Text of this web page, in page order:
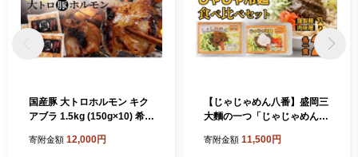
国産豚 大トロホルモン キク
アブラ 1.5kg (150g×10) 希少
ぶら 菊脂 豚ホルモン 豚肉 国
寄附金額 12,000円
【じゃじゃめん八番】盛岡三
大麵の一つ「じゃじゃめん１
地麺・ご当地グルメ・ソウル
寄附金額 11,500円